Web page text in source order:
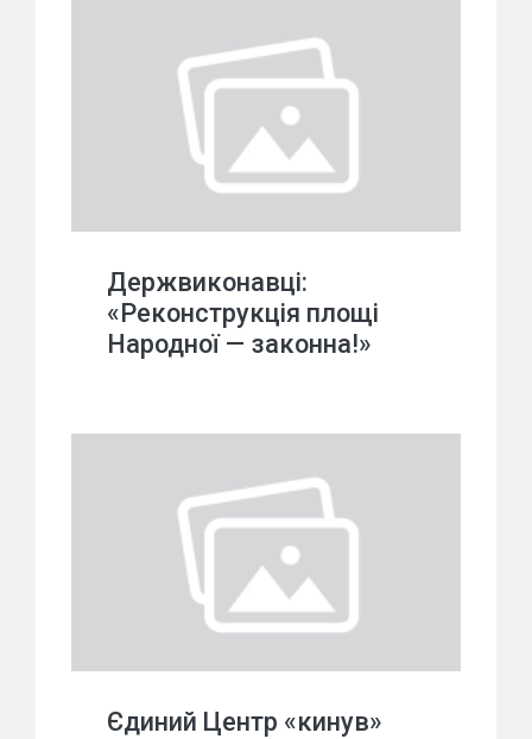
Держвиконавці:
«Реконструкція площі
Народної — законна!»
Єдиний Центр «кинув»